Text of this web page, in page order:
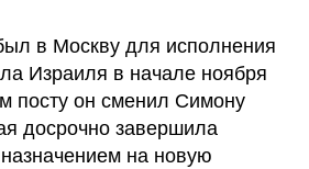
в Москву для исполнения
Израиля в начале ноября
посту он сменил Симону
досрочно завершила
на новую